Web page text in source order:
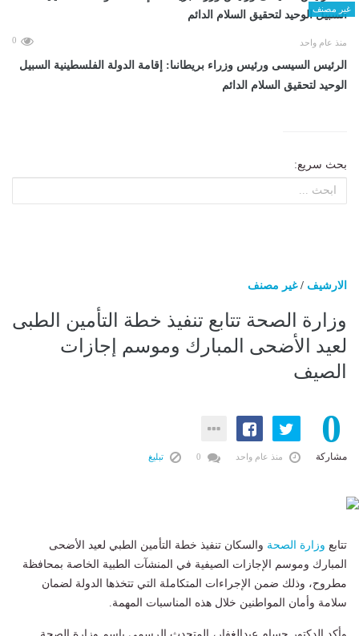
غير مصنف
منذ عام واحد 0
الرئيس السيسى ورئيس وزراء بريطانىا: إقامة الدولة الفلسطينية السبيل
الوحيد لتحقيق السلام الدائم
بحث سريع:
الارشيف /غير مصنف
وزارة الصحة تتابع تنفيذ خطة التأمين الطبى
لعيد الأضحى المبارك وموسم إجازات
الصيف
0
مشاركة منذ عام واحد تبليغ
تتابع وزارة الصحة والسكان تنفيذ خطة التأمين الطبي لعيد الأضحى
المبارك وموسم الإجازات الصيفية في المنشآت الطبية الخاصة بمحافظة
مطروح، وذلك ضمن الإجراءات المتكاملة التي تتخذها الدولة لضمان
سلامة وأمان المواطنين خلال هذه المناسبات المهمة.